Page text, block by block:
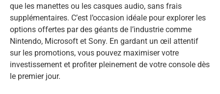
que les manettes ou les casques audio, sans frais
supplémentaires. C’est l’occasion idéale pour explorer les
options offertes par des géants de l’industrie comme
Nintendo, Microsoft et Sony. En gardant un œil attentif
sur les promotions, vous pouvez maximiser votre
investissement et profiter pleinement de votre console dès
le premier jour.